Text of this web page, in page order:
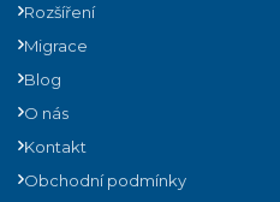
Rozšíření
Migrace
Blog
O nás
Kontakt
Obchodní podmínky